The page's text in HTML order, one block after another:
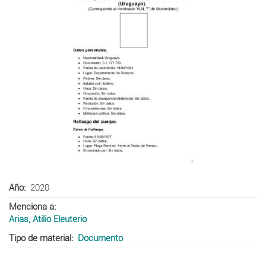
Año
2020
Menciona a
Arias, Atilio Eleuterio
Tipo de material
Documento